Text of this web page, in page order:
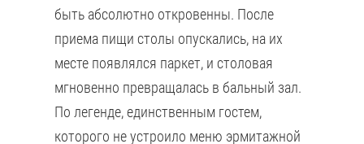
быть абсолютно откровенны. После
приема пищи столы опускались, на их
месте появлялся паркет, и столовая
мгновенно превращалась в бальный зал.
По легенде, единственным гостем,
которого не устроило меню эрмитажной